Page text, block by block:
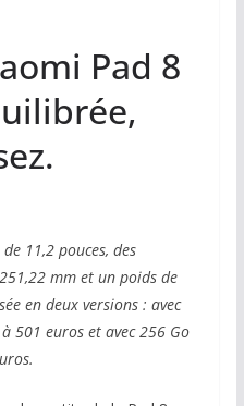
Pad 8
11,2 pouces, des
mm et un poids de
en deux versions : avec
à 501 euros et avec 256 Go